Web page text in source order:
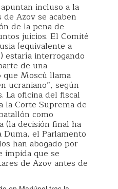
incluso a la
Azov se acaben
de la pena de
juicios. El Comité
(equivalente a
estaría interrogando
de una
que Moscú llama
ucraniano”, según
La oficina del fiscal
la Corte Suprema de
como
(la decisión final ha
Duma, el Parlamento
han abogado por
impida que se
de Azov antes de